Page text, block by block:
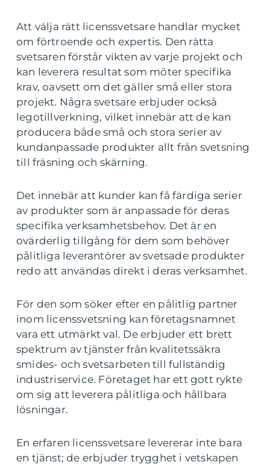
Att välja rätt licenssvetsare handlar mycket
om förtroende och expertis. Den rätta
svetsaren förstår vikten av varje projekt och
kan leverera resultat som möter specifika
krav, oavsett om det gäller små eller stora
projekt. Några svetsare erbjuder också
legotillverkning, vilket innebär att de kan
producera både små och stora serier av
kundanpassade produkter allt från svetsning
till fräsning och skärning.
Det innebär att kunder kan få färdiga serier
av produkter som är anpassade för deras
specifika verksamhetsbehov. Det är en
ovärderlig tillgång för dem som behöver
pålitliga leverantörer av svetsade produkter
redo att användas direkt i deras verksamhet.
För den som söker efter en pålitlig partner
inom licenssvetsning kan företagsnamnet
vara ett utmärkt val. De erbjuder ett brett
spektrum av tjänster från kvalitetssäkra
smides- och svetsarbeten till fullständig
industriservice. Företaget har ett gott rykte
om sig att leverera pålitliga och hållbara
lösningar.
En erfaren licenssvetsare levererar inte bara
en tjänst; de erbjuder trygghet i vetskapen